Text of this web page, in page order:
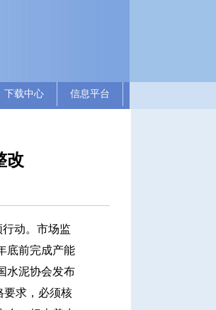
下载中心 信息平台
改
动。市场监
底前完成产能
水泥协会发布
要求，必须核